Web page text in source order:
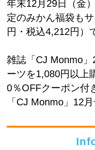
年末12月29日（金
定のみかん福袋も
円・税込4,212円）
雑誌「CJ Monmo
ーツを1,080円以上
0％OFFクーポン付
「CJ Monmo」12